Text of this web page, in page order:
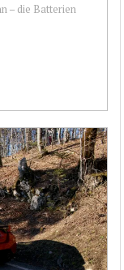
– die Batterien